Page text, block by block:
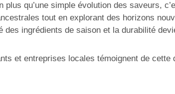
qu’une simple évolution des saveurs,
tout en explorant des horizons
ingrédients de saison et la durabilité
et entreprises locales témoignent de